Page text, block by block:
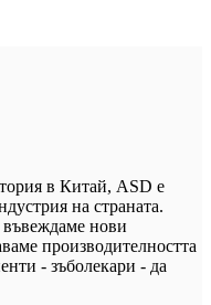
в Китай, ASD е
на страната.
нови
производителността
- зъболекари - да